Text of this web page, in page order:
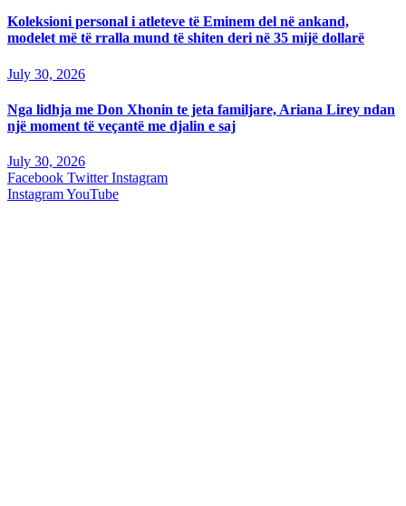
Koleksioni personal i atleteve të Eminem del në ankand,
modelet më të rralla mund të shiten deri në 35 mijë dollarë
July 30, 2026
Nga lidhja me Don Xhonin te jeta familjare, Ariana Lirey ndan
një moment të veçantë me djalin e saj
July 30, 2026
Facebook Twitter Instagram
InstagramYouTube